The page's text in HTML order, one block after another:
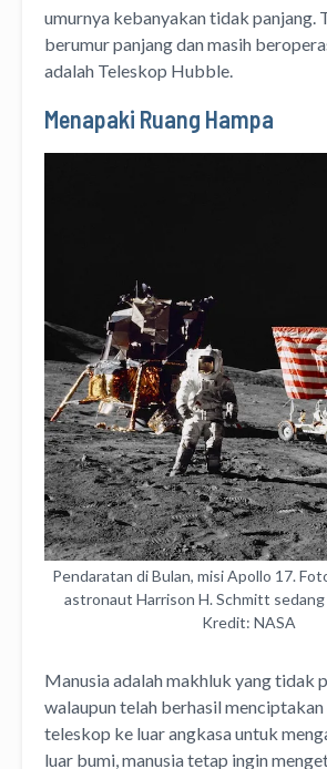
umurnya kebanyakan tidak panjang.
berumur panjang dan masih
adalah Teleskop Hubble.
Menapaki Ruang Hampa
Pendaratan di Bulan, misi Apollo 17.
astronaut Harrison H. Schmitt sedang
Kredit: NASA
Manusia adalah makhluk yang tidak
walaupun telah berhasil
teleskop ke luar angkasa untuk
luar bumi, manusia tetap ingin